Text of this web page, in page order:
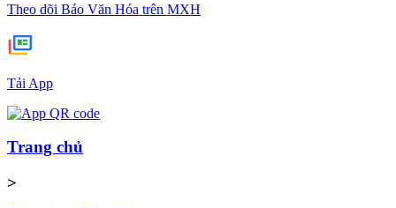
Theo dõi Báo Văn Hóa trên MXH
Tải App
Trang chủ
>